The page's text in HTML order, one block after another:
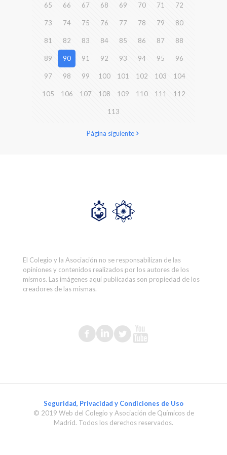
65 66 67 68 69 70 71 72
73 74 75 76 77 78 79 80
81 82 83 84 85 86 87 88
89 90 91 92 93 94 95 96
97 98 99 100 101 102 103 104
105 106 107 108 109 110 111 112
113
Página siguiente
El Colegio y la Asociación no se responsabilizan de las
opiniones y contenidos realizados por los autores de los
mismos. Las imágenes aquí publicadas son propiedad de los
creadores de las mismas.
Seguridad, Privacidad y Condiciones de Uso
© 2019 Web del Colegio y Asociación de Químicos de
Madrid. Todos los derechos reservados.